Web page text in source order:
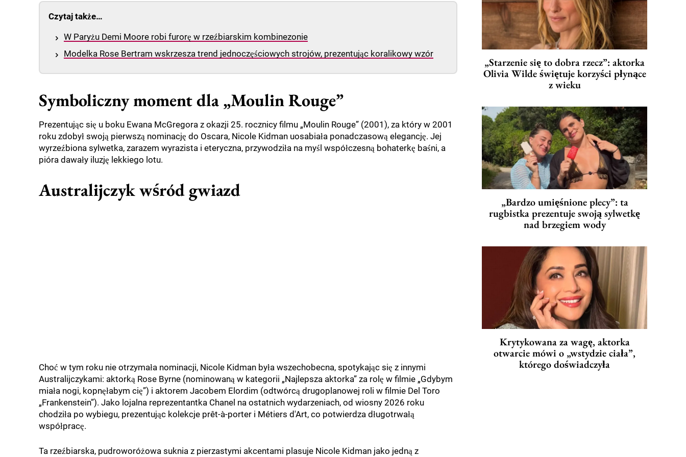
Czytaj także…
W Paryżu Demi Moore robi furorę w rzeźbiarskim kombinezonie
Modelka Rose Bertram wskrzesza trend jednoczęściowych strojów, prezentując koralikowy wzór
Symboliczny moment dla „Moulin Rouge”
Prezentując się u boku Ewana McGregora z okazji 25. rocznicy filmu „Moulin Rouge” (2001), za który w 2001
roku zdobył swoją pierwszą nominację do Oscara, Nicole Kidman uosabiała ponadczasową elegancję. Jej
wyrzeźbiona sylwetka, zarazem wyrazista i eteryczna, przywodziła na myśl współczesną bohaterkę baśni, a
pióra dawały iluzję lekkiego lotu.
Australijczyk wśród gwiazd
Choć w tym roku nie otrzymała nominacji, Nicole Kidman była wszechobecna, spotykając się z innymi
Australijczykami: aktorką Rose Byrne (nominowaną w kategorii „Najlepsza aktorka” za rolę w filmie „Gdybym
miała nogi, kopnęłabym cię”) i aktorem Jacobem Elordim (odtwórcą drugoplanowej roli w filmie Del Toro
„Frankenstein”). Jako lojalna reprezentantka Chanel na ostatnich wydarzeniach, od wiosny 2026 roku
chodziła po wybiegu, prezentując kolekcje prêt-à-porter i Métiers d'Art, co potwierdza długotrwałą
współpracę.
Ta rzeźbiarska, pudroworóżowa suknia z pierzastymi akcentami plasuje Nicole Kidman jako jedną z
„Starzenie się to dobra rzecz”: aktorka
Olivia Wilde świętuje korzyści płynące
z wieku
„Bardzo umięśnione plecy”: ta
rugbistka prezentuje swoją sylwetkę
nad brzegiem wody
Krytykowana za wagę, aktorka
otwarcie mówi o „wstydzie ciała”,
którego doświadczyła